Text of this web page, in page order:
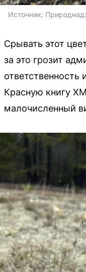
Источник:
Срывать этот
за это грозит
ответственность
Красную книгу
малочисленный